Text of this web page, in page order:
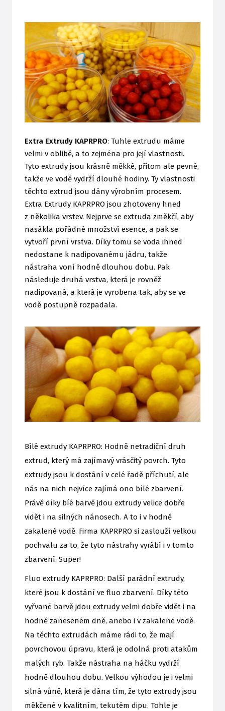
Extra Extrudy KAPRPRO: Tuhle extrudu máme
velmi v oblibě, a to zejména pro její vlastnosti.
Tyto extrudy jsou krásně měkké, přitom ale pevné,
takže ve vodě vydrží dlouhé hodiny. Ty vlastnosti
těchto extrud jsou dány výrobním procesem.
Extra Extrudy KAPRPRO jsou zhotoveny hned
z několika vrstev. Nejprve se extruda změkčí, aby
nasákla pořádné množství esence, a pak se
vytvoří první vrstva. Díky tomu se voda ihned
nedostane k nadipovanému jádru, takže
nástraha voní hodně dlouhou dobu. Pak
následuje druhá vrstva, která je rovněž
nadipovaná, a která je vyrobena tak, aby se ve
vodě postupně rozpadala.
Bílé extrudy KAPRPRO: Hodně netradiční druh
extrud, který má zajímavý vrásčitý povrch. Tyto
extrudy jsou k dostání v celé řadě příchutí, ale
nás na nich nejvíce zajímá ono bílé zbarvení.
Právě díky bíé barvě jdou extrudy velice dobře
vidět i na silných nánosech. A to i v hodně
zakalené vodě. Firma KAPRPRO si zaslouží velkou
pochvalu za to, že tyto nástrahy vyrábí i v tomto
zbarvení. Super!
Fluo extrudy KAPRPRO: Další parádní extrudy,
které jsou k dostání ve fluo zbarvení. Díky této
vyřvané barvě jdou extrudy velmi dobře vidět i na
hodně zaneseném dně, anebo i v zakalené vodě.
Na těchto extrudách máme rádi to, že mají
povrchovou úpravu, která je odolná proti atakům
malých ryb. Takže nástraha na háčku vydrží
hodně dlouhou dobu. Velkou výhodou je i velmi
silná vůně, která je dána tím, že tyto extrudy jsou
měkčené v kvalitním, tekutém dipu. Tohle je